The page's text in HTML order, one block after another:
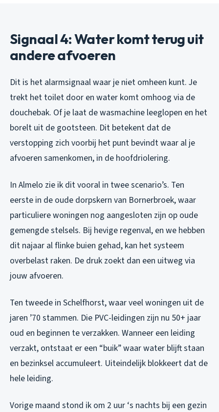
Signaal 4: Water komt terug uit
andere afvoeren
Dit is het alarmsignaal waar je niet omheen kunt. Je
trekt het toilet door en water komt omhoog via de
douchebak. Of je laat de wasmachine leeglopen en het
borelt uit de gootsteen. Dit betekent dat de
verstopping zich voorbij het punt bevindt waar al je
afvoeren samenkomen, in de hoofdriolering.
In Almelo zie ik dit vooral in twee scenario’s. Ten
eerste in de oude dorpskern van Bornerbroek, waar
particuliere woningen nog aangesloten zijn op oude
gemengde stelsels. Bij hevige regenval, en we hebben
dit najaar al flinke buien gehad, kan het systeem
overbelast raken. De druk zoekt dan een uitweg via
jouw afvoeren.
Ten tweede in Schelfhorst, waar veel woningen uit de
jaren ’70 stammen. Die PVC-leidingen zijn nu 50+ jaar
oud en beginnen te verzakken. Wanneer een leiding
verzakt, ontstaat er een “buik” waar water blijft staan
en bezinksel accumuleert. Uiteindelijk blokkeert dat de
hele leiding.
Vorige maand stond ik om 2 uur ‘s nachts bij een gezin